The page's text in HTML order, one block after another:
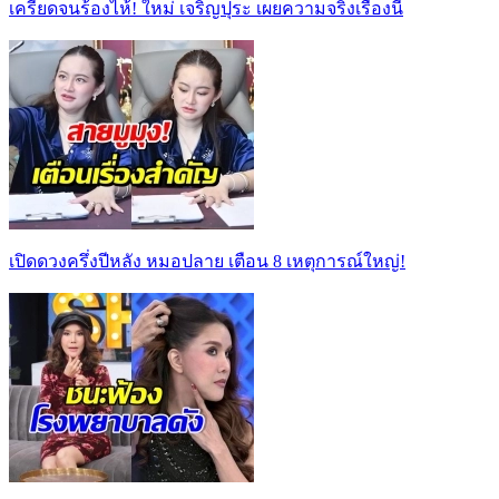
เครียดจนร้องไห้! ใหม่ เจริญปุระ เผยความจริงเรื่องนี้
เปิดดวงครึ่งปีหลัง หมอปลาย เตือน 8 เหตุการณ์ใหญ่!